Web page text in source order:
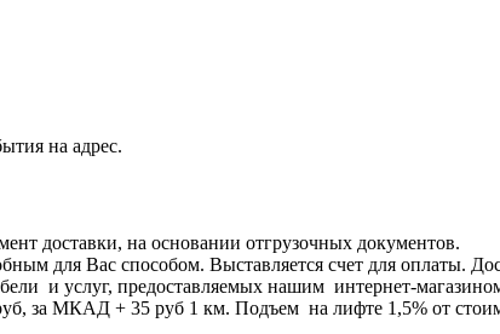
на адрес.
доставки, на основании отгрузочных документов.
для Вас способом. Выставляется счет для оплаты.
и услуг, предоставляемых нашим интернет-
за МКАД + 35 руб 1 км. Подъем на лифте 1,5% от